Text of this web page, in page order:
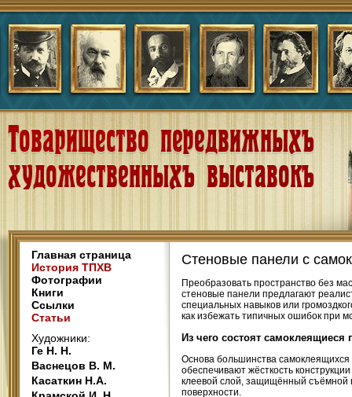
Главная страница
История ТПХВ
Фотографии
Книги
Ссылки
Статьи
Художники:
Ге Н. Н.
Васнецов В. М.
Касаткин Н.А.
Стеновые панели с
Преобразовать пространство без
стеновые панели предлагают
специальных навыков или
как избежать типичных ошибок при
Из чего состоят самоклеящиеся
Основа большинства
обеспечивают жёсткость
клеевой слой, защищённый съёмной
поверхности.